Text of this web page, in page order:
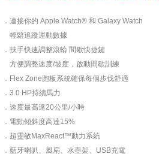
．連接你的 Apple Watch® 和 Galaxy Watch
輕鬆追蹤運動數據
．扶手快速調整滾輪 間歇快捷鍵
方便調整速度/坡度，啟動間歇訓練
．Flex Zone跑板系統確保每個步伐舒適
．3.0 HP持續馬力
．速度最高達20公里/小時
．電動傾斜度高達15%
．超靈敏MaxReact™動力系統
．藍牙喇叭、風扇、水壺架、USB充電